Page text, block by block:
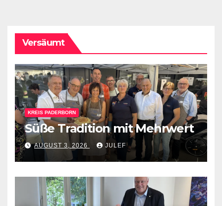
Versäumt
KREIS PADERBORN
Süße Tradition mit Mehrwert
AUGUST 3, 2026 JULEF